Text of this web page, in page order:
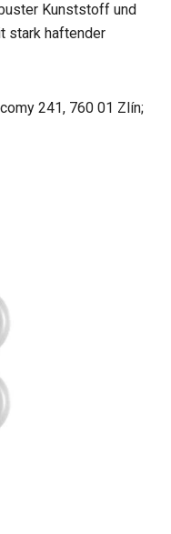
Kunststoff und
stark haftender
241, 760 01 Zlín;